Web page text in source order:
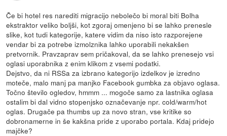
Če bi hotel res narediti migracijo nebolečo bi moral biti Bolha
ekstraktor veliko boljši, kot zgoraj omenjeno bi se lahko prenesle
slike, kot tudi kategorije, katere vidim da niso isto razporejene
vendar bi za potrebe izmolznika lahko uporabili nekakšen
pretvornik. Pravzaprav sem pričakoval, da se lahko prenesejo vsi
oglasi uporabnika z enim klikom z vsemi podatki.
Dejstvo, da ni RSSa za izbrano kategorijo izdelkov je izredno
moteče, malo manj pa manjko Facebook gumbka za objavo oglasa.
Točno število ogledov, hmmm ... mogoče samo za lastnika oglasa
ostalim bi dal vidno stopenjsko označevanje npr. cold/warm/hot
oglas. Drugače pa thumbs up za novo stran, vse kritike so
dobronamerne in še kakšna pride z uporabo portala. Kdaj pridejo
majčke?